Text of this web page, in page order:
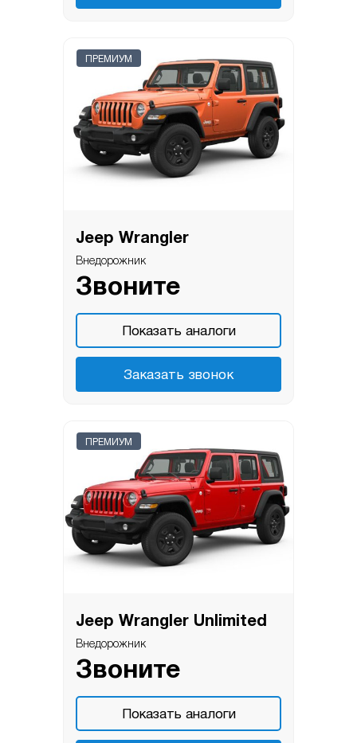
ПРЕМИУМ
Jeep Wrangler
Внедорожник
Звоните
Показать аналоги
Заказать звонок
ПРЕМИУМ
Jeep Wrangler Unlimited
Внедорожник
Звоните
Показать аналоги